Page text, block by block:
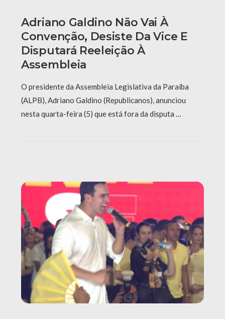
Adriano Galdino Não Vai À
Convenção, Desiste Da Vice E
Disputará Reeleição À
Assembleia
O presidente da Assembleia Legislativa da Paraíba
(ALPB), Adriano Galdino (Republicanos), anunciou
nesta quarta-feira (5) que está fora da disputa …